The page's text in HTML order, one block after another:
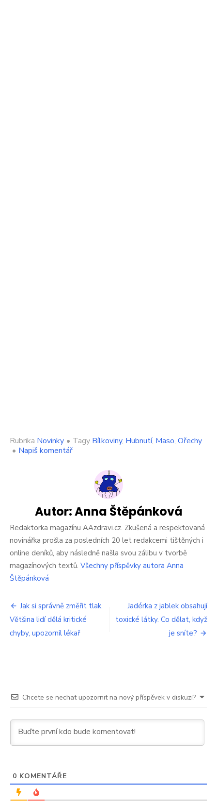
Rubrika Novinky • Tagy Bílkoviny, Hubnutí, Maso, Ořechy
• Napiš komentářon
průběhu
spánku.
Dejte
si
tyto
chutné
potraviny
Autor:Anna Štěpánková
Redaktorka magazínu AAzdravi.cz. Zkušená a respektovaná
novinářka prošla za posledních 20 let redakcemi tištěných i
online deníků, aby následně našla svou zálibu v tvorbě
magazínových textů. Všechny příspěvky autora Anna
Štěpánková
Navigace
pro
příspěvek
Jak si správně změřit tlak.
Většina lidí dělá kritické
chyby, upozornil lékař
Jadérka z jablek obsahují
toxické látky. Co dělat, když
je sníte?
Chcete se nechat upozornit na nový příspěvek v diskuzi?
0 KOMENTÁŘE